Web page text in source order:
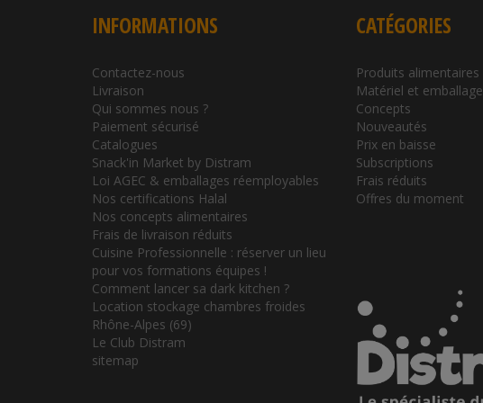
INFORMATIONS
Contactez-nous
Livraison
Qui sommes nous ?
Paiement sécurisé
Catalogues
Snack'in Market by Distram
Loi AGEC & emballages réemployables
Nos certifications Halal
Nos concepts alimentaires
Frais de livraison réduits
Cuisine Professionnelle : réserver un lieu
pour vos formations équipes !
Comment lancer sa dark kitchen ?
Location stockage chambres froides
Rhône-Alpes (69)
Le Club Distram
sitemap
CATÉGORIES
Produits alimentaires
Matériel et emballage
Concepts
Nouveautés
Prix en baisse
Subscriptions
Frais réduits
Offres du moment